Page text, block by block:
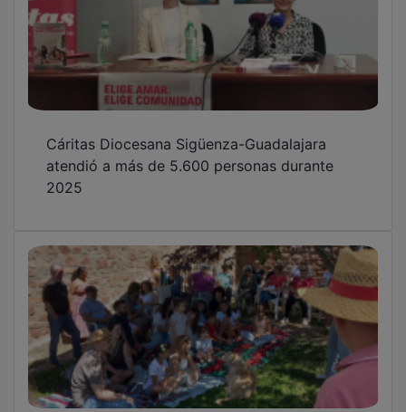
La escuela de Cobeta abre sus puertas y
conquista a las familias
ADAC ayuda a Espinosa de Henares a
ahorrar energía en su Centro Social